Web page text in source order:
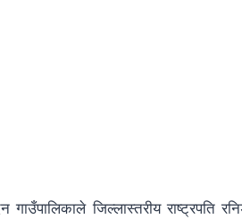
जिल्लास्तरीय राष्ट्रपति